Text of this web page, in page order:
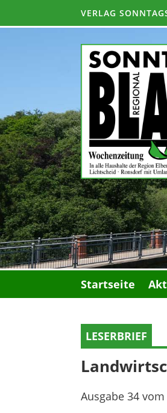
VERLAG
Startseite
LESERBRIEF
Ausgabe 34